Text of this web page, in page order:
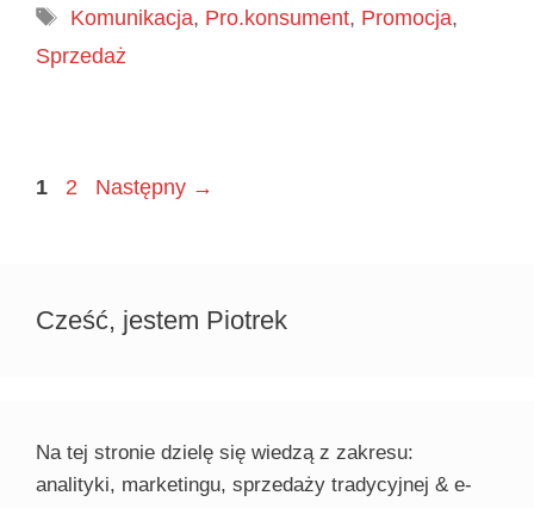
Tagi
Komunikacja, Pro.konsument, Promocja,
Sprzedaż
Page
1 Page
2 Następny →
Cześć, jestem Piotrek
Na tej stronie dzielę się wiedzą z zakresu:
analityki, marketingu, sprzedaży tradycyjnej & e-